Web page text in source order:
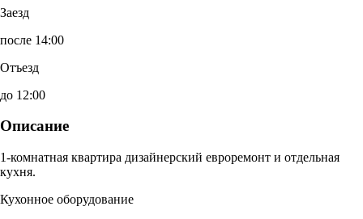
Заезд
после 14:00
Отъезд
до 12:00
Описание
1-комнатная квартира дизайнерский евроремонт и отдельная
кухня.
Кухонное оборудование